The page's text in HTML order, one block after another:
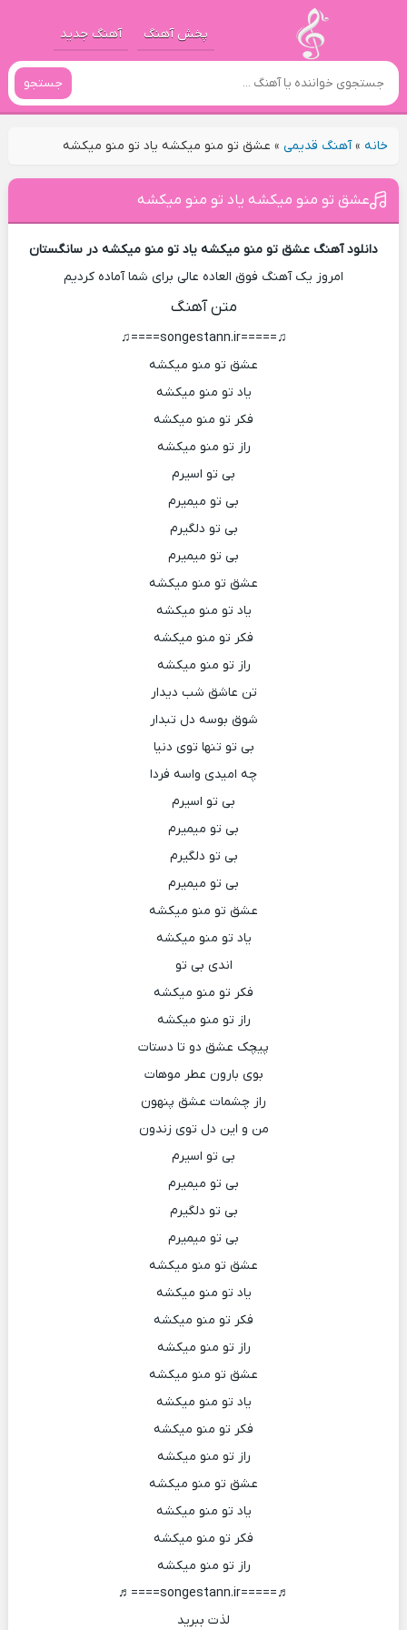
پخش آهنگ آهنگ جدید
جستجو
خانه»آهنگ قدیمی» عشق تو منو میکشه یاد تو منو میکشه
عشق تو منو میکشه یاد تو منو میکشه
دانلود آهنگ عشق تو منو میکشه یاد تو منو میکشه در سانگستان
امروز یک آهنگ فوق العاده عالی برای شما آماده کردیم
متن آهنگ
♫=====songestann.ir====♫
عشق تو منو میکشه
یاد تو منو میکشه
فکر تو منو میکشه
راز تو منو میکشه
بی تو اسیرم
بی تو میمیرم
بی تو دلگیرم
بی تو میمیرم
عشق تو منو میکشه
یاد تو منو میکشه
فکر تو منو میکشه
راز تو منو میکشه
تن عاشق شب دیدار
شوق بوسه دل تبدار
بی تو تنها توی دنیا
چه امیدی واسه فردا
بی تو اسیرم
بی تو میمیرم
بی تو دلگیرم
بی تو میمیرم
عشق تو منو میکشه
یاد تو منو میکشه
اندی بی تو
فکر تو منو میکشه
راز تو منو میکشه
پیچک عشق دو تا دستات
بوی بارون عطر موهات
راز چشمات عشق پنهون
من و این دل توی زندون
بی تو اسیرم
بی تو میمیرم
بی تو دلگیرم
بی تو میمیرم
عشق تو منو میکشه
یاد تو منو میکشه
فکر تو منو میکشه
راز تو منو میکشه
عشق تو منو میکشه
یاد تو منو میکشه
فکر تو منو میکشه
راز تو منو میکشه
عشق تو منو میکشه
یاد تو منو میکشه
فکر تو منو میکشه
راز تو منو میکشه
♬=====songestann.ir====♬
لذت ببرید